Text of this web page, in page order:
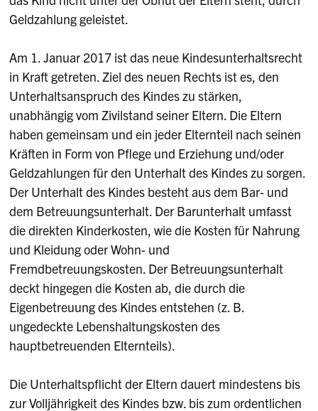
Geldzahlung geleistet.
Am 1. Januar 2017 ist das neue Kindesunterhaltsrecht
in Kraft getreten. Ziel des neuen Rechts ist es, den
Unterhaltsanspruch des Kindes zu stärken,
unabhängig vom Zivilstand seiner Eltern. Die Eltern
haben gemeinsam und ein jeder Elternteil nach seinen
Kräften in Form von Pflege und Erziehung und/oder
Geldzahlungen für den Unterhalt des Kindes zu sorgen.
Der Unterhalt des Kindes besteht aus dem Bar- und
dem Betreuungsunterhalt. Der Barunterhalt umfasst
die direkten Kinderkosten, wie die Kosten für Nahrung
und Kleidung oder Wohn- und
Fremdbetreuungskosten. Der Betreuungsunterhalt
deckt hingegen die Kosten ab, die durch die
Eigenbetreuung des Kindes entstehen (z. B.
ungedeckte Lebenshaltungskosten des
hauptbetreuenden Elternteils).
Die Unterhaltspflicht der Eltern dauert mindestens bis
zur Volljährigkeit des Kindes bzw. bis zum ordentlichen